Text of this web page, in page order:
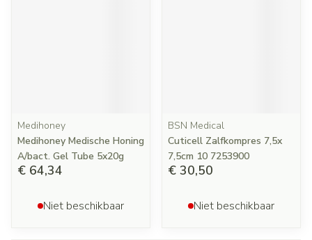
Medihoney
Medihoney Medische Honing
A/bact. Gel Tube 5x20g
€ 64,34
Niet beschikbaar
BSN Medical
Cuticell Zalfkompres 7,5x
7,5cm 10 7253900
€ 30,50
Niet beschikbaar